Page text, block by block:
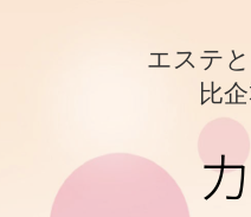
エステ
比